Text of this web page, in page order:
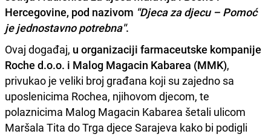
Hercegovine, pod nazivom ''Djeca za djecu – Pomoć
je jednostavno potrebna''.
Ovaj događaj, u organizaciji farmaceutske kompanije
Roche d.o.o. i Malog Magacin Kabarea (MMK),
privukao je veliki broj građana koji su zajedno sa
uposlenicima Rochea, njihovom djecom, te
polaznicima Malog Magacin Kabarea šetali ulicom
Maršala Tita do Trga djece Sarajeva kako bi podigli